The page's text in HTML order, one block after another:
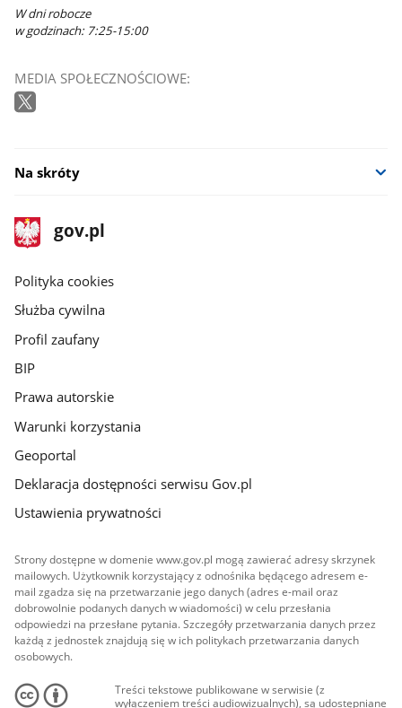
W dni robocze
w godzinach: 7:25-15:00
MEDIA SPOŁECZNOŚCIOWE:
Na skróty
stopka
gov.pl
Strona
gov.pl
gov.pl
Polityka cookies
Służba cywilna
Profil zaufany
BIP
Prawa autorskie
Warunki korzystania
Geoportal
Deklaracja dostępności serwisu Gov.pl
Ustawienia prywatności
Strony dostępne w domenie www.gov.pl mogą zawierać adresy skrzynek
mailowych. Użytkownik korzystający z odnośnika będącego adresem e-
mail zgadza się na przetwarzanie jego danych (adres e-mail oraz
dobrowolnie podanych danych w wiadomości) w celu przesłania
odpowiedzi na przesłane pytania. Szczegóły przetwarzania danych przez
każdą z jednostek znajdują się w ich politykach przetwarzania danych
osobowych.
Treści tekstowe publikowane w serwisie (z
wyłączeniem treści audiowizualnych), są udostępniane